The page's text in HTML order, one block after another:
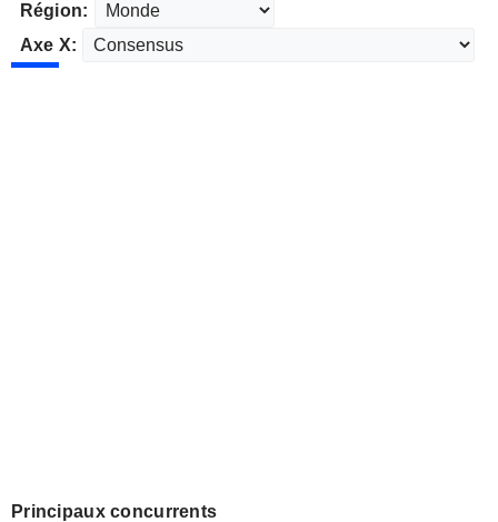
Région:
Axe X:
Principaux concurrents